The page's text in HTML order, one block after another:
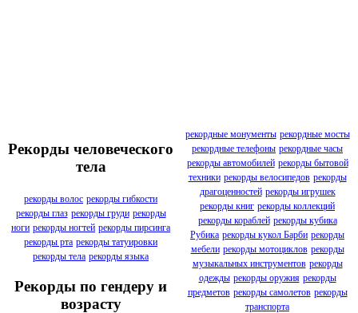
Рекорды человеческого
тела
рекорды волос рекорды гибкости
рекорды глаз рекорды груди рекорды
ноги рекорды ногтей рекорды пирсинга
рекорды рта рекорды татуировки
рекорды тела рекорды языка
Рекорды по гендеру и
возрасту
рекордные монументы рекордные мосты
рекордные телефоны рекордные часы
рекорды автомобилей рекорды бытовой
техники рекорды велосипедов рекорды
драгоценностей рекорды игрушек
рекорды книг рекорды коллекций
рекорды кораблей рекорды кубика
Рубика рекорды кукол Барби рекорды
мебели рекорды мотоциклов рекорды
музыкальных инструментов рекорды
одежды рекорды оружия рекорды
предметов рекорды самолетов рекорды
транспорта